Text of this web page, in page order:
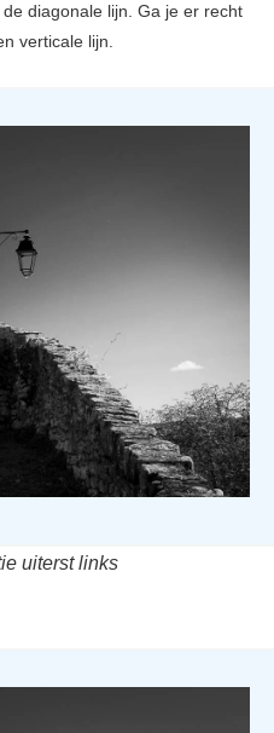
diagonale lijn. Ga je er recht
verticale lijn.
uiterst links